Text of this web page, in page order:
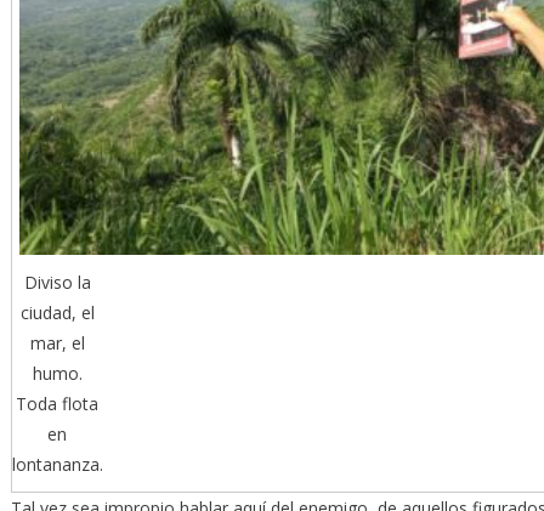
Diviso la
ciudad, el
mar, el
humo.
Toda flota
en
lontananza.